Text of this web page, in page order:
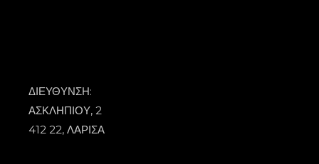
ΔΙΕΥΘΥΝΣΗ:
ΑΣΚΛΗΠΙΟΥ, 2
412 22, ΛΑΡΙΣΑ